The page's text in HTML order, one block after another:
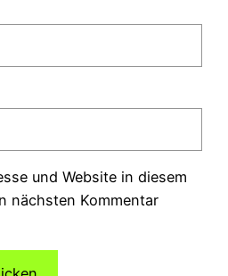
und Website in diesem
nächsten Kommentar